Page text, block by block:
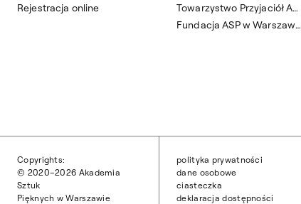
Rejestracja online
Towarzystwo Przyjaciół ASP
Fundacja ASP w Warszawie
Copyrights:
© 2020–2026 Akademia
Sztuk
Pięknych w Warszawie
polityka prywatności
dane osobowe
ciasteczka
deklaracja dostępności